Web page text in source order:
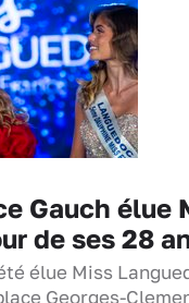
Gauch élue
de ses 28
élue Miss
Georges-